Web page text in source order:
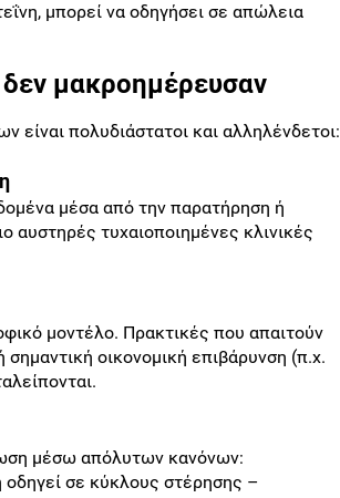
μπορεί να οδηγήσει σε απώλεια
δεν μακροημέρευσαν
πολυδιάστατοι και αλληλένδετοι:
μέσα από την παρατήρηση ή
αυστηρές τυχαιοποιημένες κλινικές
μοντέλο. Πρακτικές που απαιτούν
οικονομική επιβάρυνση (π.χ.
μέσω απόλυτων κανόνων:
οδηγεί σε κύκλους στέρησης –